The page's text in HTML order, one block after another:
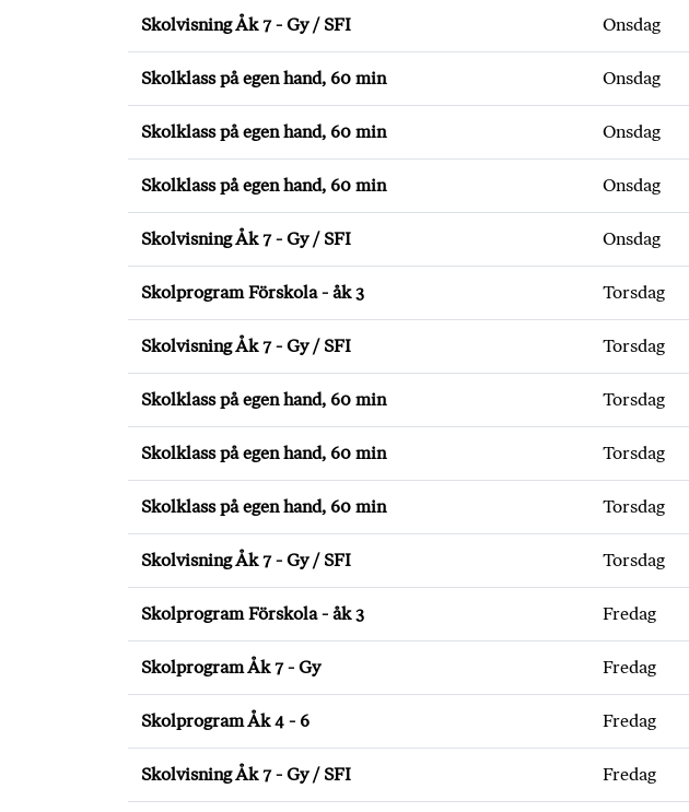
Skolvisning Åk 7 - Gy / SFI Onsdag
Skolklass på egen hand, 60 min Onsdag
Skolklass på egen hand, 60 min Onsdag
Skolklass på egen hand, 60 min Onsdag
Skolvisning Åk 7 - Gy / SFI Onsdag
Skolprogram Förskola - åk 3 Torsdag
Skolvisning Åk 7 - Gy / SFI Torsdag
Skolklass på egen hand, 60 min Torsdag
Skolklass på egen hand, 60 min Torsdag
Skolklass på egen hand, 60 min Torsdag
Skolvisning Åk 7 - Gy / SFI Torsdag
Skolprogram Förskola - åk 3 Fredag
Skolprogram Åk 7 - Gy Fredag
Skolprogram Åk 4 - 6 Fredag
Skolvisning Åk 7 - Gy / SFI Fredag